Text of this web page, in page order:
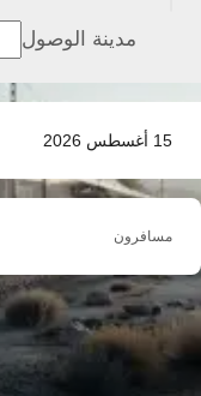
15 أغسطس 2026
مدينة الوصول
مسافرون